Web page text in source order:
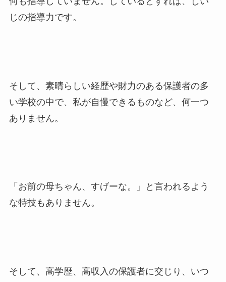
じの指導力です。
そして、素晴らしい経歴や財力のある保護者の多
い学校の中で、私が自慢できるものなど、何一つ
ありません。
「お前の母ちゃん、すげーな。」と言われるよう
な特技もありません。
そして、高学歴、高収入の保護者に交じり、いつ